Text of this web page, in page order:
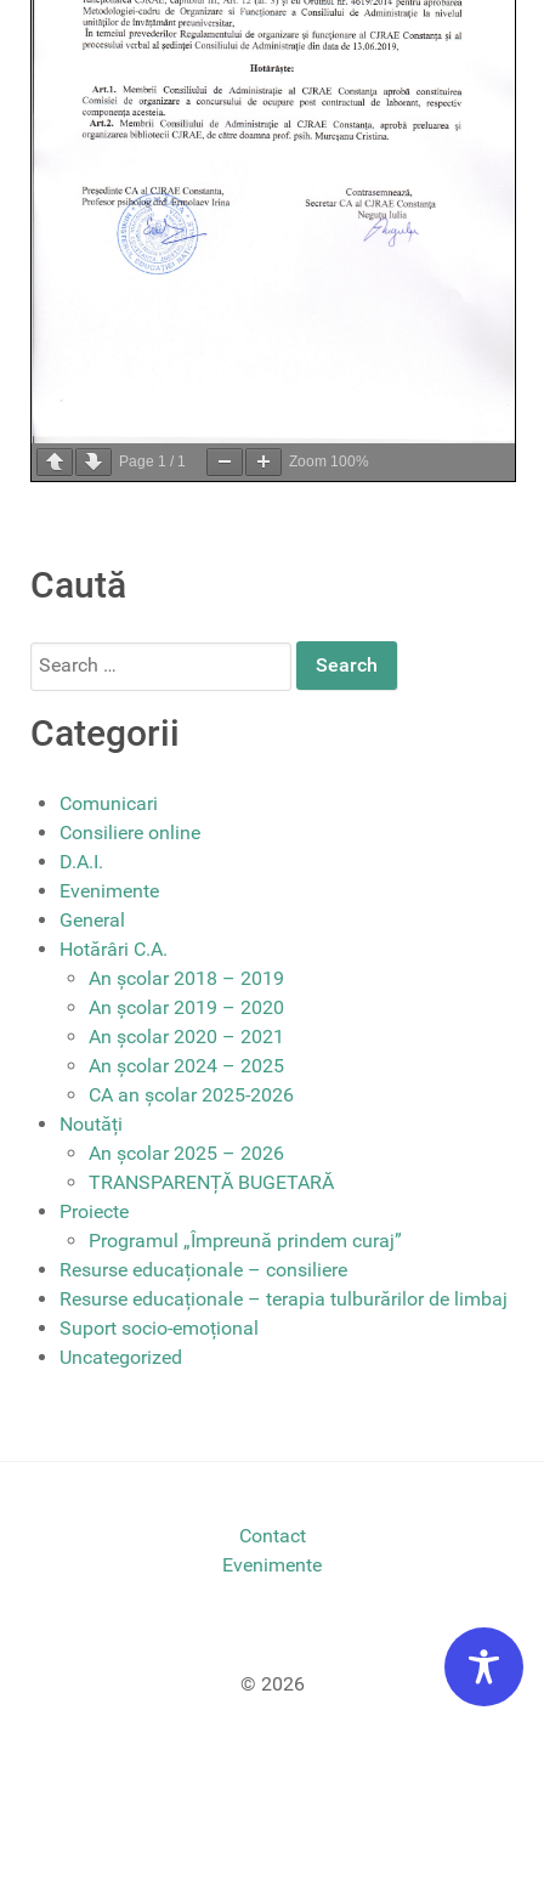
Page 1 / 1 Zoom 100%
Caută
Search
Categorii
Comunicari
Consiliere online
D.A.I.
Evenimente
General
Hotărâri C.A.
An școlar 2018 – 2019
An școlar 2019 – 2020
An școlar 2020 – 2021
An școlar 2024 – 2025
CA an școlar 2025-2026
Noutăți
An școlar 2025 – 2026
TRANSPARENȚĂ BUGETARĂ
Proiecte
Programul „Împreună prindem curaj”
Resurse educaționale – consiliere
Resurse educaționale – terapia tulburărilor de limbaj
Suport socio-emoțional
Uncategorized
Contact
Evenimente
© 2026